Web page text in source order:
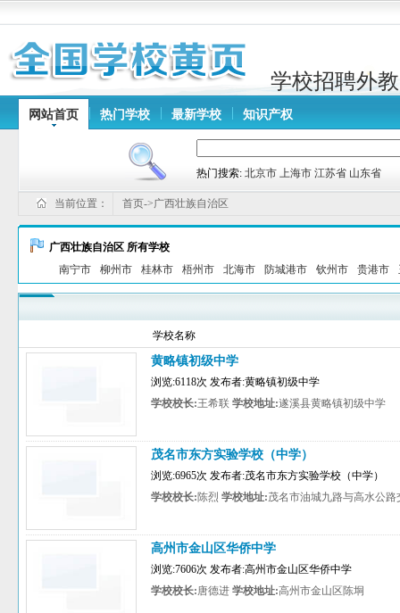
学校招聘外教
网站首页 热门学校 最新学校 知识产权
热门搜索: 北京市 上海市 江苏省 山东省
当前位置： 首页->广西壮族自治区
广西壮族自治区 所有学校
南宁市
柳州市 桂林市 梧州市 北海市 防城港市 钦州市 贵港市
学校名称
黄略镇初级中学
浏览:6118次 发布者:黄略镇初级中学
学校校长:王希联 学校地址:遂溪县黄略镇初级中学
茂名市东方实验学校（中学）
浏览:6965次 发布者:茂名市东方实验学校（中学）
学校校长:陈烈 学校地址:茂名市油城九路与高水公路
高州市金山区华侨中学
浏览:7606次 发布者:高州市金山区华侨中学
学校校长:唐德进 学校地址:高州市金山区陈垌